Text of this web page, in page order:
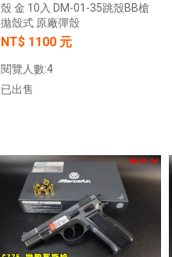
殼 金 10入 DM-01-35跳殼BB槍
拋殼式 原廠彈殼
NT$ 1100 元
閱覽人數:4
已出售